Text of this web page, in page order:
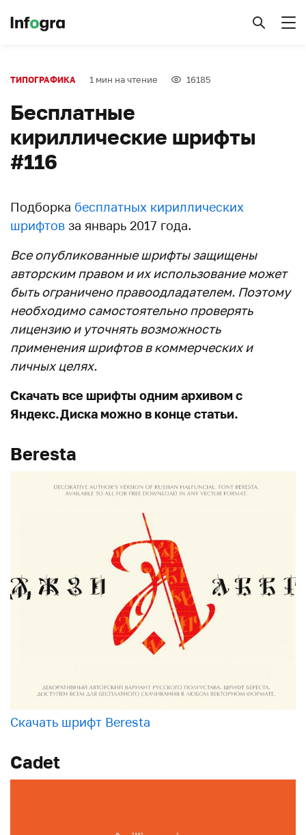
ТИПОГРАФИКА 1 мин на чтение 16185
Бесплатные
кириллические шрифты
#116
Подборка бесплатных кириллических
шрифтов за январь 2017 года.
Все опубликованные шрифты защищены
авторским правом и их использование может
быть ограничено правоодладателем. Поэтому
необходимо самостоятельно проверять
лицензию и уточнять возможность
применения шрифтов в коммерческих и
личных целях.
Скачать все шрифты одним архивом с
Яндекс.Диска можно в конце статьи.
Beresta
Скачать шрифт Beresta
Cadet